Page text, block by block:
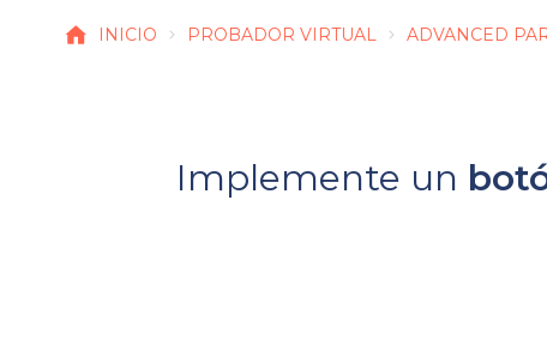
INICIO PROBADOR VIRTUAL ADVANCED
Implemente un